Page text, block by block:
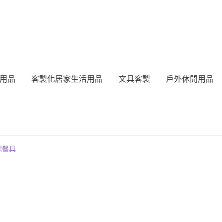
品 客製化居家生活用品 文具客製 戶外休閒用品
餐具